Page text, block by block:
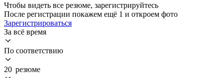
Чтобы видеть все резюме, зарегистрируйтесь
После регистрации покажем ещё 1 и откроем фото
Зарегистрироваться
За всё время
По соответствию
20 резюме